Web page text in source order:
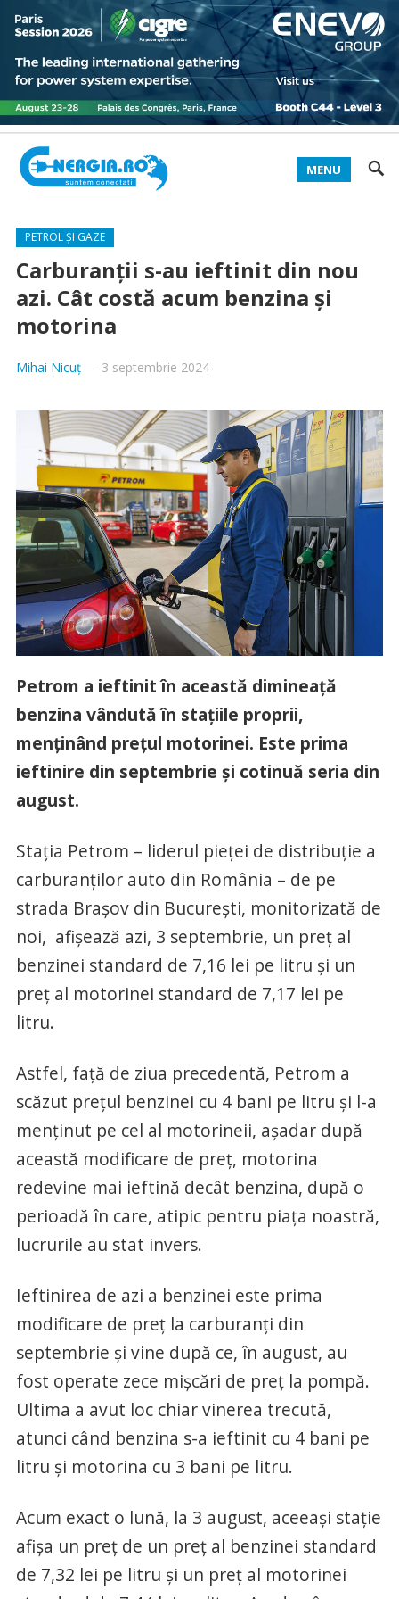
MENU
PETROL ȘI GAZE
Carburanții s-au ieftinit din nou
azi. Cât costă acum benzina și
motorina
Mihai Nicuț— 3 septembrie 2024
Petrom a ieftinit în această dimineață
benzina vândută în stațiile proprii,
menținând prețul motorinei. Este prima
ieftinire din septembrie și cotinuă seria din
august.
Stația Petrom – liderul pieței de distribuție a
carburanților auto din România – de pe
strada Brașov din București, monitorizată de
noi, afișează azi, 3 septembrie, un preț al
benzinei standard de 7,16 lei pe litru și un
preț al motorinei standard de 7,17 lei pe
litru.
Astfel, față de ziua precedentă, Petrom a
scăzut prețul benzinei cu 4 bani pe litru și l-a
menținut pe cel al motorineii, așadar după
această modificare de preț, motorina
redevine mai ieftină decât benzina, după o
perioadă în care, atipic pentru piața noastră,
lucrurile au stat invers.
Ieftinirea de azi a benzinei este prima
modificare de preț la carburanți din
septembrie și vine după ce, în august, au
fost operate zece mișcări de preț la pompă.
Ultima a avut loc chiar vinerea trecută,
atunci când benzina s-a ieftinit cu 4 bani pe
litru și motorina cu 3 bani pe litru.
Acum exact o lună, la 3 august, aceeași stație
afișa un preț de un preț al benzinei standard
de 7,32 lei pe litru și un preț al motorinei